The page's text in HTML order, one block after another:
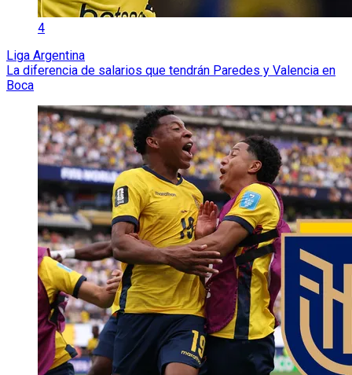
4
Liga Argentina
La diferencia de salarios que tendrán Paredes y Valencia en
Boca